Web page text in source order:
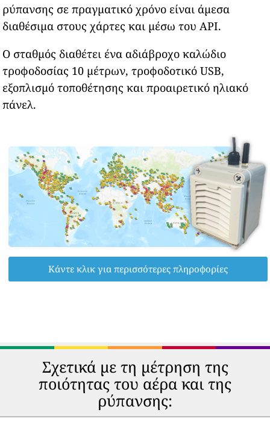
ρύπανσης σε πραγματικό χρόνο είναι άμεσα
διαθέσιμα στους χάρτες και μέσω του API.
Ο σταθμός διαθέτει ένα αδιάβροχο καλώδιο
τροφοδοσίας 10 μέτρων, τροφοδοτικό USB,
εξοπλισμό τοποθέτησης και προαιρετικό ηλιακό
πάνελ.
Κάντε κλικ για περισσότερες πληροφορίες
Σχετικά με τη μέτρηση της
ποιότητας του αέρα και της
ρύπανσης: